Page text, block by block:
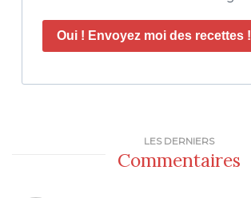
Oui ! Envoyez moi des recettes !
LES DERNIERS
Commentaires